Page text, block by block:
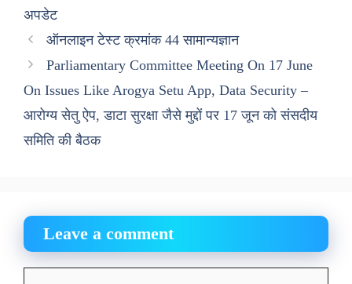
अपडेट
ऑनलाइन टेस्ट क्रमांक 44 सामान्यज्ञान
Parliamentary Committee Meeting On 17 June
On Issues Like Arogya Setu App, Data Security –
आरोग्य सेतु ऐप, डाटा सुरक्षा जैसे मुद्दों पर 17 जून को संसदीय
समिति की बैठक
Leave a comment